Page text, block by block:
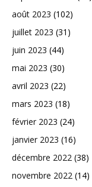
août 2023 (102)
juillet 2023 (31)
juin 2023 (44)
mai 2023 (30)
avril 2023 (22)
mars 2023 (18)
février 2023 (24)
janvier 2023 (16)
décembre 2022 (38)
novembre 2022 (14)